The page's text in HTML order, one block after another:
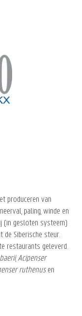
produceren van
paling, winde en
(in gesloten systeem)
de Siberische steur.
restaurants geleverd.
,Acipenser
ruthenusen